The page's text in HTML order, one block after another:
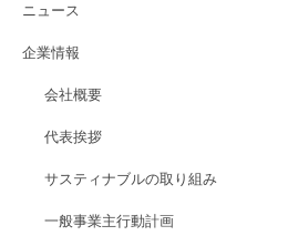
ニュース
企業情報
会社概要
代表挨拶
サスティナブルの取り組み
一般事業主行動計画